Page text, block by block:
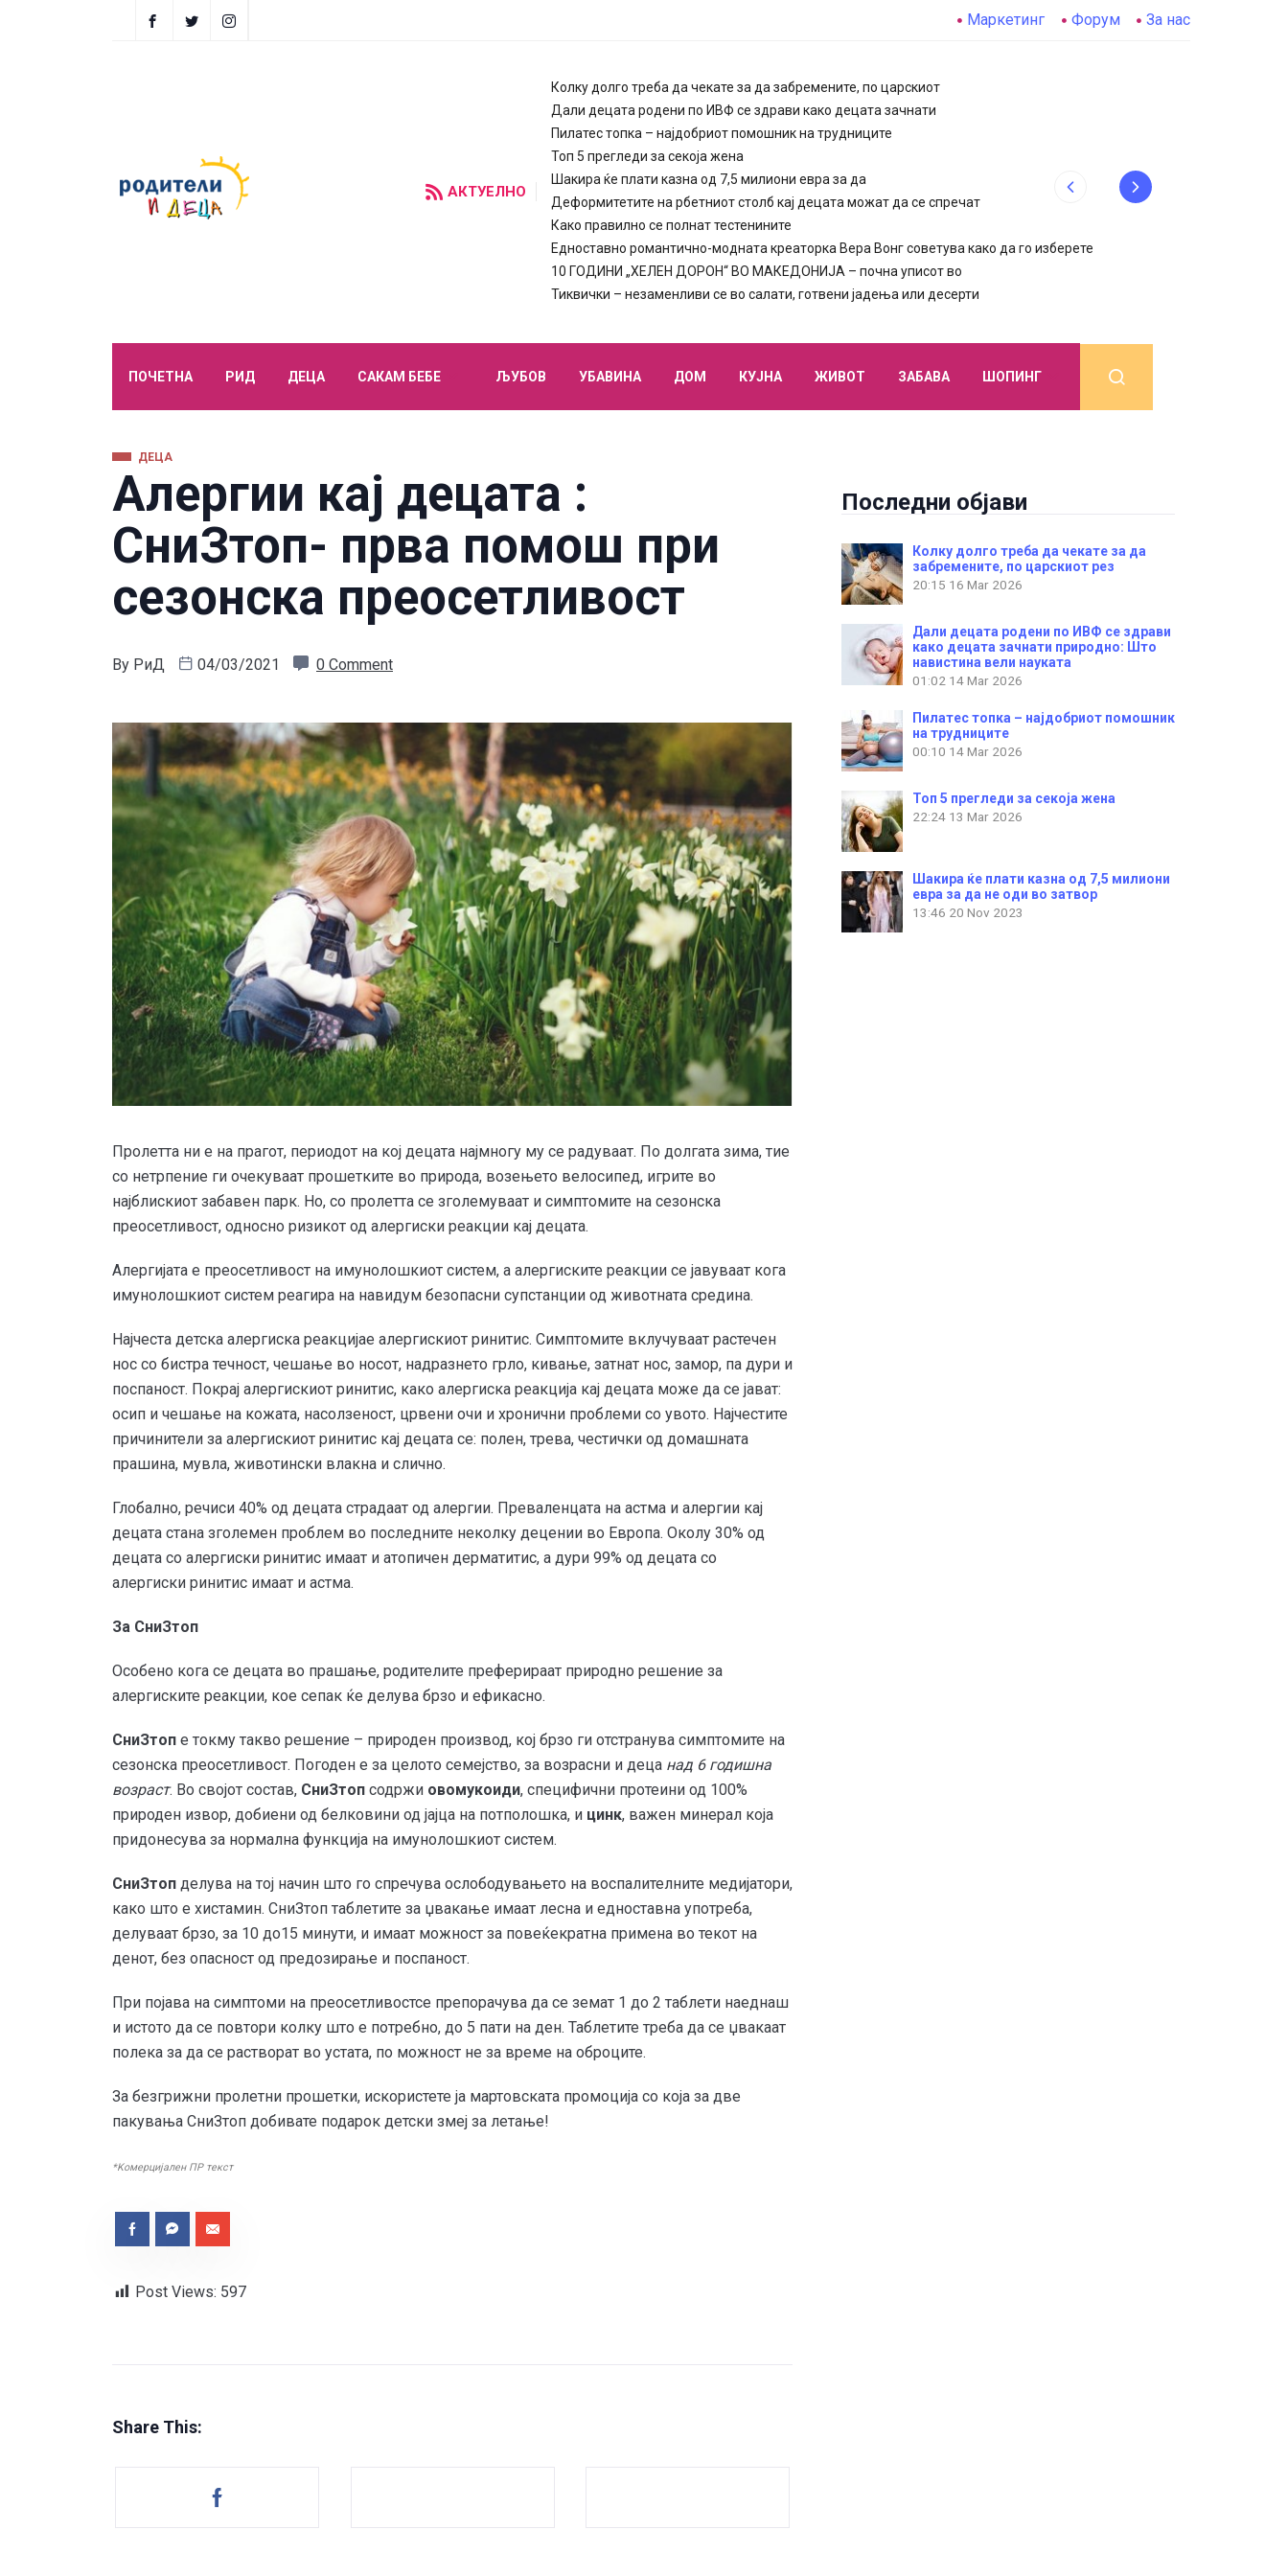
Маркетинг Форум За нас
АКТУЕЛНО
Колку долго треба да чекате за да забремените, по царскиот
Дали децата родени по ИВФ се здрави како децата зачнати
Пилатес топка – најдобриот помошник на трудниците
Топ 5 прегледи за секоја жена
Шакира ќе плати казна од 7,5 милиони евра за да
Деформитетите на рбетниот столб кај децата можат да се спречат
Како правилно се полнат тестенините
Едноставно романтично-модната креаторка Вера Вонг советува како да го изберете
10 ГОДИНИ „ХЕЛЕН ДОРОН“ ВО МАКЕДОНИЈА – почна уписот во
Тиквички – незаменливи се во салати, готвени јадења или десерти
ПОЧЕТНА РИД ДЕЦА САКАМ БЕБЕ ЉУБОВ УБАВИНА ДОМ КУЈНА ЖИВОТ ЗАБАВА ШОПИНГ
ДЕЦА
Алергии кај децата :
СниЗтоп- прва помош при
сезонска преосетливост
By РиД 04/03/2021 0 Comment
Пролетта ни е на прагот, периодот на кој децата најмногу му се радуваат. По долгата зима, тие
со нетрпение ги очекуваат прошетките во природа, возењето велосипед, игрите во
најблискиот забавен парк. Но, со пролетта се зголемуваат и симптомите на сезонска
преосетливост, односно ризикот од алергиски реакции кај децата.
Алергијата е преосетливост на имунолошкиот систем, а алергиските реакции се јавуваат кога
имунолошкиот систем реагира на навидум безопасни супстанции од животната средина.
Најчеста детска алергиска реакцијае алергискиот ринитис. Симптомите вклучуваат растечен
нос со бистра течност, чешање во носот, надразнето грло, кивање, затнат нос, замор, па дури и
поспаност. Покрај алергискиот ринитис, како алергиска реакција кај децата може да се јават:
осип и чешање на кожата, насолзеност, црвени очи и хронични проблеми со увото. Најчестите
причинители за алергискиот ринитис кај децата се: полен, трева, честички од домашната
прашина, мувла, животински влакна и слично.
Глобално, речиси 40% од децата страдаат од алергии. Преваленцата на астма и алергии кај
децата стана зголемен проблем во последните неколку децении во Европа. Околу 30% од
децата со алергиски ринитис имаат и атопичен дерматитис, а дури 99% од децата со
алергиски ринитис имаат и астма.
За СниЗтоп
Особено кога се децата во прашање, родителите преферираат природно решение за
алергиските реакции, кое сепак ќе делува брзо и ефикасно.
СниЗтоп е токму такво решение – природен производ, кој брзо ги отстранува симптомите на
сезонска преосетливост. Погоден е за целото семејство, за возрасни и деца над 6 годишна
возраст. Во својот состав, СниЗтоп содржи овомукоиди, специфични протеини од 100%
природен извор, добиени од белковини од јајца на потполошка, и цинк, важен минерал која
придонесува за нормална функција на имунолошкиот систем.
СниЗтоп делува на тој начин што го спречува ослободувањето на воспалителните медијатори,
како што е хистамин. СниЗтоп таблетите за џвакање имаат лесна и едноставна употреба,
делуваат брзо, за 10 до15 минути, и имаат можност за повеќекратна примена во текот на
денот, без опасност од предозирање и поспаност.
При појава на симптоми на преосетливостсе препорачува да се земат 1 до 2 таблети наеднаш
и истото да се повтори колку што е потребно, до 5 пати на ден. Таблетите треба да се џвакаат
полека за да се растворат во устата, по можност не за време на оброците.
За безгрижни пролетни прошетки, искористете ја мартовската промоција со која за две
пакувања СниЗтоп добивате подарок детски змеј за летање!
*Kомерцијален ПР текст
Post Views: 597
Share This:
Последни објави
Колку долго треба да чекате за да
забремените, по царскиот рез
20:15 16 Mar 2026
Дали децата родени по ИВФ се здрави
како децата зачнати природно: Што
навистина вели науката
01:02 14 Mar 2026
Пилатес топка – најдобриот помошник
на трудниците
00:10 14 Mar 2026
Топ 5 прегледи за секоја жена
22:24 13 Mar 2026
Шакира ќе плати казна од 7,5 милиони
евра за да не оди во затвор
13:46 20 Nov 2023